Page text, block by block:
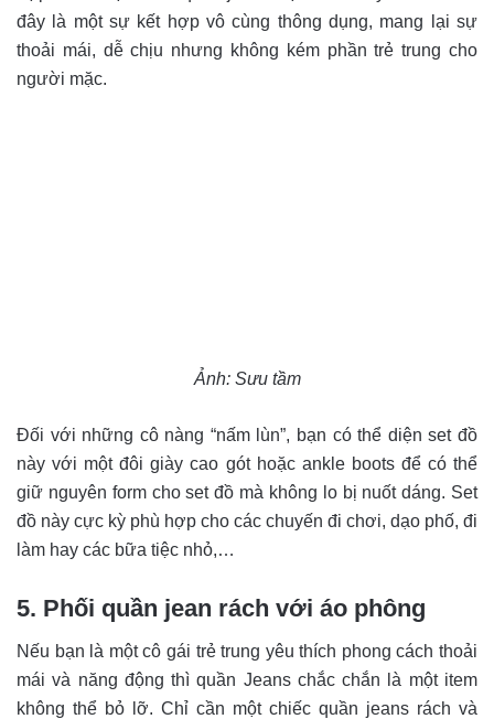
đây là một sự kết hợp vô cùng thông dụng, mang lại sự
thoải mái, dễ chịu nhưng không kém phần trẻ trung cho
người mặc.
Ảnh: Sưu tầm
Đối với những cô nàng “nấm lùn”, bạn có thể diện set đồ
này với một đôi giày cao gót hoặc ankle boots để có thể
giữ nguyên form cho set đồ mà không lo bị nuốt dáng. Set
đồ này cực kỳ phù hợp cho các chuyến đi chơi, dạo phố, đi
làm hay các bữa tiệc nhỏ,…
5. Phối quần jean rách với áo phông
Nếu bạn là một cô gái trẻ trung yêu thích phong cách thoải
mái và năng động thì quần Jeans chắc chắn là một item
không thể bỏ lỡ. Chỉ cần một chiếc quần jeans rách và